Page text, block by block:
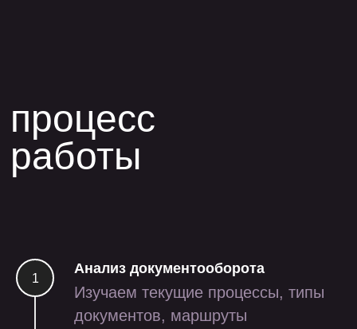
Анализ документооборота
Изучаем текущие процессы, типы
документов, маршруты